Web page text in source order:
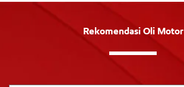
Rekomendasi Oli Motor